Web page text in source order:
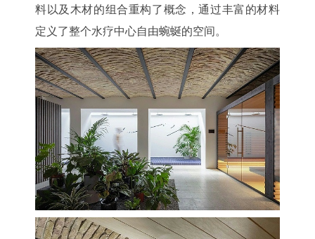
料以及木材的组合重构了概念，通过丰富的材料
定义了整个水疗中心自由蜿蜒的空间。